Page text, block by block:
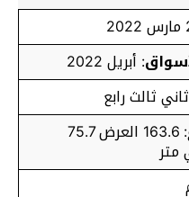
: أبريل 2022
ثالث رابع
: الارتفاع: 163.6 العرض 75.7